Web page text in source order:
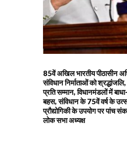
85वें अखिल भारतीय पीठासीन
संविधान निर्माताओं को
प्रति सम्मान, विधानमंडलों में
बहस, संविधान के 75वें वर्ष के
प्रौद्योगिकी के उपयोग पर पांच
लोक सभा अध्यक्ष